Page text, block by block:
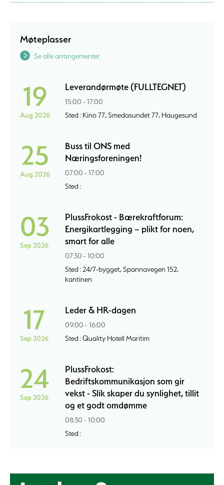
Møteplasser
Se alle arrangementer
19
Aug 2026
Leverandørmøte (FULLTEGNET)
15:00 - 17:00
Sted : Kino 77, Smedasundet 77, Haugesund
25
Aug 2026
Buss til ONS med
Næringsforeningen!
07:00 - 17:00
Sted :
03
Sep 2026
PlussFrokost - Bærekraftforum:
Energikartlegging – plikt for noen,
smart for alle
07:30 - 10:00
Sted : 24/7-bygget, Spannavegen 152,
kantinen
17
Sep 2026
Leder & HR-dagen
09:00 - 16:00
Sted : Quality Hotell Maritim
24
Sep 2026
PlussFrokost:
Bedriftskommunikasjon som gir
vekst - Slik skaper du synlighet, tillit
og et godt omdømme
08:30 - 10:00
Sted :